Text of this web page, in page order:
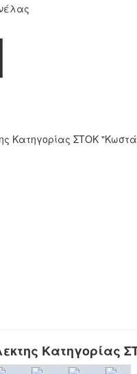
Κατηγορίας ΣΤΟΚ
Κατηγορίας